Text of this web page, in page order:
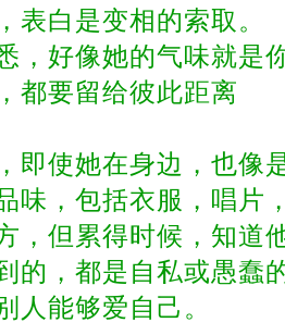
，表白是变相的索取。
，好像她的气味就是
都要留给彼此距离
即使她在身边，也像
味，包括衣服，唱片
，但累得时候， 知道
的，都是自私或愚蠢
人能够爱自己。